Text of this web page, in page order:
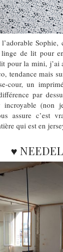
de lit pour
pour la mini, j’ai
tendance mais
cour, un
par
incroyable (non
assure c’est
qui est en
♥